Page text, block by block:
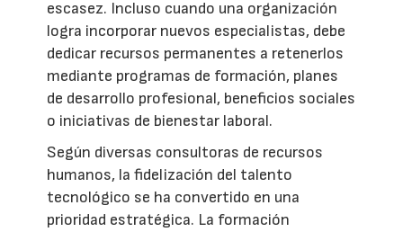
escasez. Incluso cuando una organización
logra incorporar nuevos especialistas, debe
dedicar recursos permanentes a retenerlos
mediante programas de formación, planes
de desarrollo profesional, beneficios sociales
o iniciativas de bienestar laboral.
Según diversas consultoras de recursos
humanos, la fidelización del talento
tecnológico se ha convertido en una
prioridad estratégica. La formación